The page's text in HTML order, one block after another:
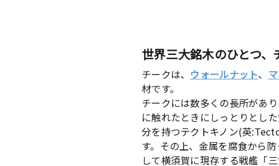
世界三大銘木のひとつ、
チークは、 ウォールナット、
材です。
チークには数多くの長所があ
に触れたときにしっとりとし
分を持つテクトキノン(英
す。その上、金属を腐食から
して横須賀に現存する戦艦「